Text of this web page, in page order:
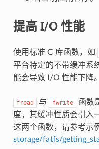
提高 I/O 性能
使用标准 C 库函数，如
平台特定的不带缓冲系
能会导致 I/O 性能下降。
fread 与 fwrite
函数
度，其缓冲性质会引入
这两个函数，请参考示
storage/fatfs/